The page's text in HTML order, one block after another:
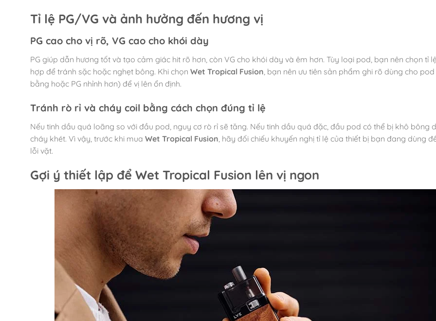
Tỉ lệ PG/VG và ảnh hưởng đến hương vị
PG cao cho vị rõ, VG cao cho khói dày
PG giúp dẫn hương tốt và tạo cảm giác hit rõ hơn, còn VG cho khói dày và êm hơn. Tùy loại pod, bạn nên chọn tỉ
hợp để tránh sặc hoặc nghẹt bông. Khi chọn Wet Tropical Fusion , bạn nên ưu tiên sản phẩm ghi rõ dùng cho
bằng hoặc PG nhỉnh hơn) để vị lên ổn định.
Tránh rò rỉ và cháy coil bằng cách chọn đúng tỉ lệ
Nếu tinh dầu quá loãng so với đầu pod, nguy cơ rò rỉ sẽ tăng. Nếu tinh dầu quá đặc, đầu pod có thể bị khô bông
cháy khét. Vì vậy, trước khi mua Wet Tropical Fusion , hãy đối chiếu khuyến nghị tỉ lệ của thiết bị bạn đang dùng
lỗi vặt.
Gợi ý thiết lập để Wet Tropical Fusion lên vị ngon